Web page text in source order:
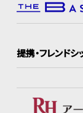
提携・フレンド